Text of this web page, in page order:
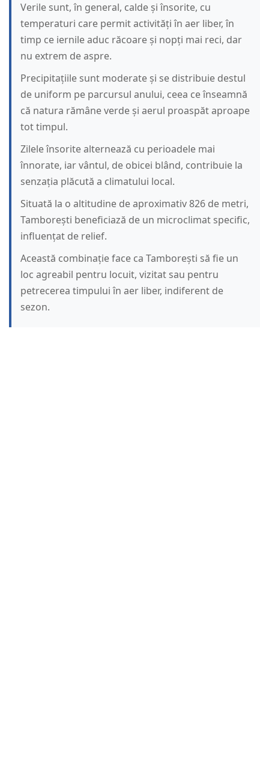
Verile sunt, în general, calde și însorite, cu
temperaturi care permit activități în aer liber, în
timp ce iernile aduc răcoare și nopți mai reci, dar
nu extrem de aspre.
Precipitațiile sunt moderate și se distribuie destul
de uniform pe parcursul anului, ceea ce înseamnă
că natura rămâne verde și aerul proaspăt aproape
tot timpul.
Zilele însorite alternează cu perioadele mai
înnorate, iar vântul, de obicei blând, contribuie la
senzația plăcută a climatului local.
Situată la o altitudine de aproximativ 826 de metri,
Tamborești beneficiază de un microclimat specific,
influențat de relief.
Această combinație face ca Tamborești să fie un
loc agreabil pentru locuit, vizitat sau pentru
petrecerea timpului în aer liber, indiferent de
sezon.